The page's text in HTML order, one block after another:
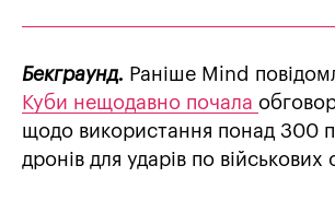
Бекграунд. Раніше Mind
Куби нещодавно почала
щодо використання понад 300
дронів для ударів по